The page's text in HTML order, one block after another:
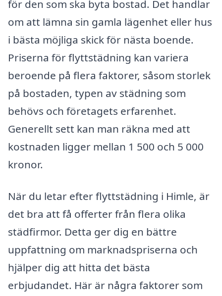
för den som ska byta bostad. Det handlar
om att lämna sin gamla lägenhet eller hus
i bästa möjliga skick för nästa boende.
Priserna för flyttstädning kan variera
beroende på flera faktorer, såsom storlek
på bostaden, typen av städning som
behövs och företagets erfarenhet.
Generellt sett kan man räkna med att
kostnaden ligger mellan 1 500 och 5 000
kronor.
När du letar efter flyttstädning i Himle, är
det bra att få offerter från flera olika
städfirmor. Detta ger dig en bättre
uppfattning om marknadspriserna och
hjälper dig att hitta det bästa
erbjudandet. Här är några faktorer som